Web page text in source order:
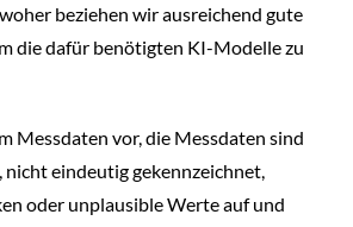
beziehen wir ausreichend gute
die dafür benötigten KI-Modelle zu
Messdaten vor, die Messdaten sind
eindeutig gekennzeichnet,
oder unplausible Werte auf und